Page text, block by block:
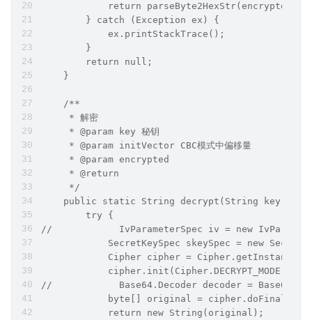
return parseByte2HexStr(encrypted/
        } catch (Exception ex) {
            ex.printStackTrace();
        }
        return null;
    }
    /**
     * 解密
     * @param key 秘钥
     * @param initVector CBC模式中偏移量
     * @param encrypted
     * @return
     */
public static String decrypt(String key,
        try {
//            IvParameterSpec iv = new
SecretKeySpec skeySpec = new
Cipher cipher =
cipher.init(Cipher.DECRYPT_MODE,
//            Base64.Decoder decoder =
byte[] original = cipher.doFinal(/
            return new String(original);